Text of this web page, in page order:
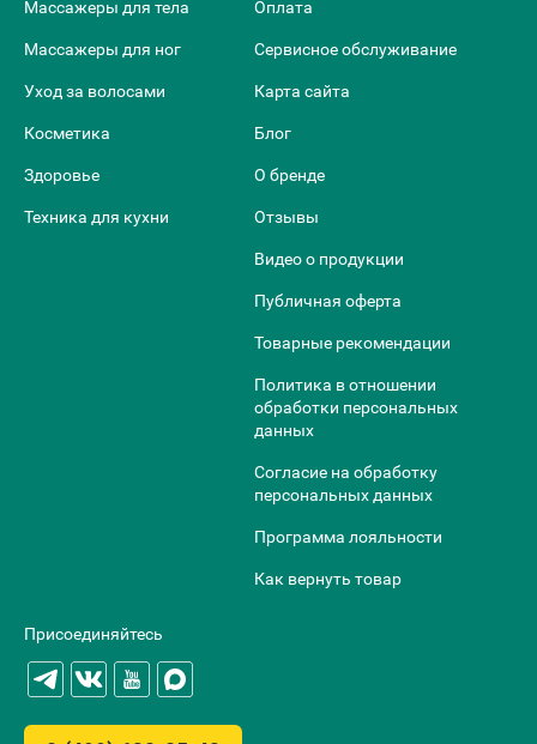
Массажеры для тела
Массажеры для ног
Уход за волосами
Косметика
Здоровье
Техника для кухни
Оплата
Сервисное обслуживание
Карта сайта
Блог
О бренде
Отзывы
Видео о продукции
Публичная оферта
Товарные рекомендации
Политика в отношении
обработки персональных
данных
Согласие на обработку
персональных данных
Программа лояльности
Как вернуть товар
Присоединяйтесь